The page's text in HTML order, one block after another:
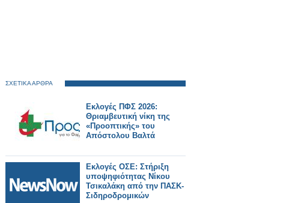
ΣΧΕΤΙΚΑ ΑΡΘΡΑ
Εκλογές ΠΦΣ 2026:
Θριαμβευτική νίκη της
«Προοπτικής» του
Απόστολου Βαλτά
Εκλογές ΟΣΕ: Στήριξη
υποψηφιότητας Νίκου
Τσικαλάκη από την ΠΑΣΚ-
Σιδηροδρομικών